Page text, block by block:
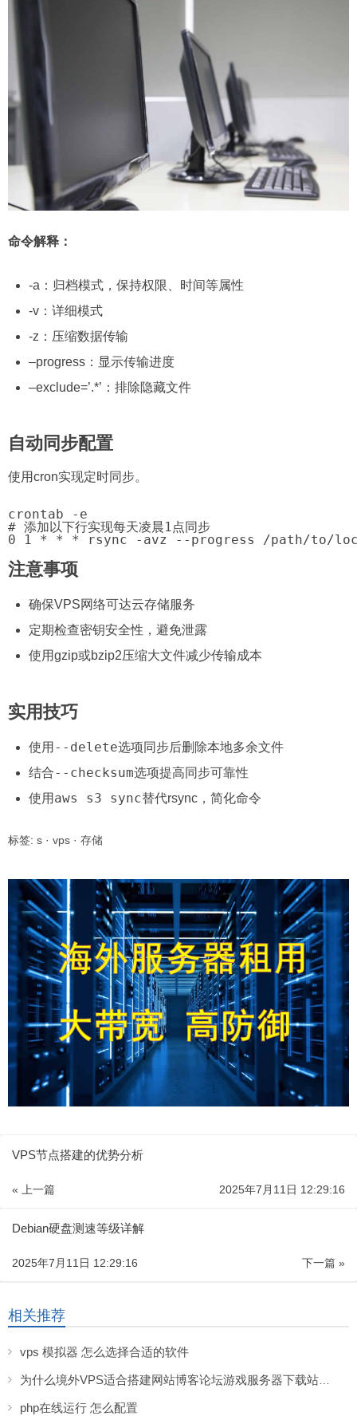
命令解释：
-a：归档模式，保持权限、时间等属性
-v：详细模式
-z：压缩数据传输
–progress：显示传输进度
–exclude=’.*’：排除隐藏文件
自动同步配置
使用cron实现定时同步。
crontab -e
# 添加以下行实现每天凌晨1点同步
0 1 * * * rsync -avz --progress /path/to/
注意事项
确保VPS网络可达云存储服务
定期检查密钥安全性，避免泄露
使用gzip或bzip2压缩大文件减少传输成本
实用技巧
使用 --delete选项同步后删除本地多余文件
结合--checksum选项提高同步可靠性
使用 aws s3 sync替代rsync，简化命令
标签: s · vps · 存储
VPS节点搭建的优势分析
« 上一篇 2025年7月11日 12:29:16
Debian硬盘测速等级详解
下一篇 »
2025年7月11日 12:29:16
相关推荐
vps 模拟器 怎么选择合适的软件
php在线运行 怎么配置